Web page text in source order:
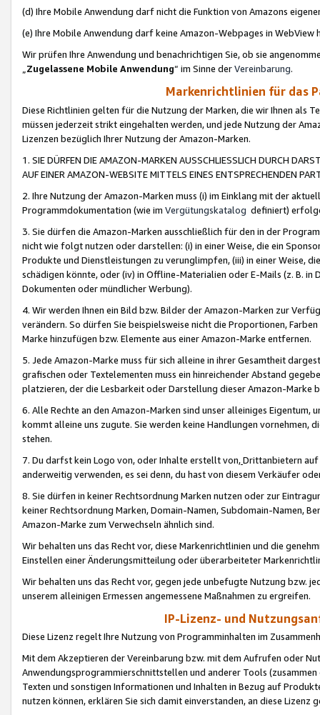
(d) Ihre Mobile Anwendung darf nicht die Funktion von Amazons
(e) Ihre Mobile Anwendung darf keine Amazon-Webpages in WebView
Wir prüfen Ihre Anwendung und benachrichtigen Sie, ob sie
„Zugelassene Mobile Anwendung“ im Sinne derVereinbarung.
Markenrichtlinien für das
Diese Richtlinien gelten für die Nutzung der Marken, die wir Ihnen als
müssen jederzeit strikt eingehalten werden, und jede Nutzung der
Lizenzen bezüglich Ihrer Nutzung der Amazon-Marken.
1. SIE DÜRFEN DIE AMAZON-MARKEN AUSSCHLIESSLICH DURCH
AUF EINER AMAZON-WEBSITE MITTELS EINES ENTSPRECHENDEN
2. Ihre Nutzung der Amazon-Marken muss (i) im Einklang mit der
Programmdokumentation (wie im Vergütungskatalog definiert)
3. Sie dürfen die Amazon-Marken ausschließlich für den in der
nicht wie folgt nutzen oder darstellen: (i) in einer Weise, die ein
Produkte und Dienstleistungen zu verunglimpfen, (iii) in einer Weise,
schädigen könnte, oder (iv) in Offline-Materialien oder E-Mails (z. B. in
Dokumenten oder mündlicher Werbung).
4. Wir werden Ihnen ein Bild bzw. Bilder der Amazon-Marken zur
verändern. So dürfen Sie beispielsweise nicht die Proportionen,
Marke hinzufügen bzw. Elemente aus einer Amazon-Marke entfernen.
5. Jede Amazon-Marke muss für sich alleine in ihrer Gesamtheit
grafischen oder Textelementen muss ein hinreichender Abstand
platzieren, der die Lesbarkeit oder Darstellung dieser Amazon-Marke
6. Alle Rechte an den Amazon-Marken sind unser alleiniges
kommt alleine uns zugute. Sie werden keine Handlungen vornehmen,
stehen.
7. Du darfst kein Logo von, oder Inhalte erstellt von,Drittanbietern auf
anderweitig verwenden, es sei denn, du hast von diesem Verkäufer
8. Sie dürfen in keiner Rechtsordnung Marken nutzen oder zur
keiner Rechtsordnung Marken, Domain-Namen, Subdomain-Namen,
Amazon-Marke zum Verwechseln ähnlich sind.
Wir behalten uns das Recht vor, diese Markenrichtlinien und die
Einstellen einer Änderungsmitteilung oder überarbeiteter
Wir behalten uns das Recht vor, gegen jede unbefugte Nutzung bzw.
unserem alleinigen Ermessen angemessene Maßnahmen zu ergreifen.
IP-Lizenz- und
Diese Lizenz regelt Ihre Nutzung von Programminhalten im
Mit dem Akzeptieren der Vereinbarung bzw. mit dem Aufrufen oder
Anwendungsprogrammierschnittstellen und anderer Tools (zusammen
Texten und sonstigen Informationen und Inhalten in Bezug auf
nutzen können, erklären Sie sich damit einverstanden, an diese Lizenz